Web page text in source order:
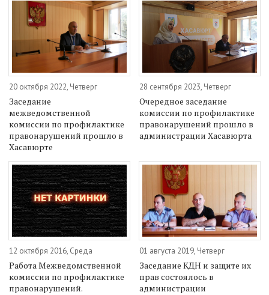
20 октября 2022, Четверг
Заседание
межведомственной
комиссии по профилактике
правонарушений прошло в
Хасавюрте
28 сентября 2023, Четверг
Очередное заседание
комиссии по профилактике
правонарушений прошло в
администрации Хасавюрта
12 октября 2016, Среда
Работа Межведомственной
комиссии по профилактике
правонарушений.
01 августа 2019, Четверг
Заседание КДН и защите их
прав состоялось в
администрации